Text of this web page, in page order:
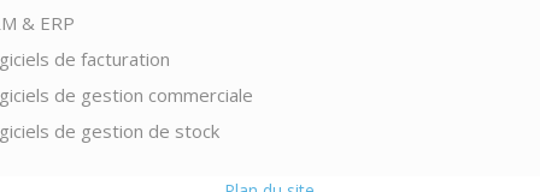
& ERP
de facturation
de gestion commerciale
de gestion de stock